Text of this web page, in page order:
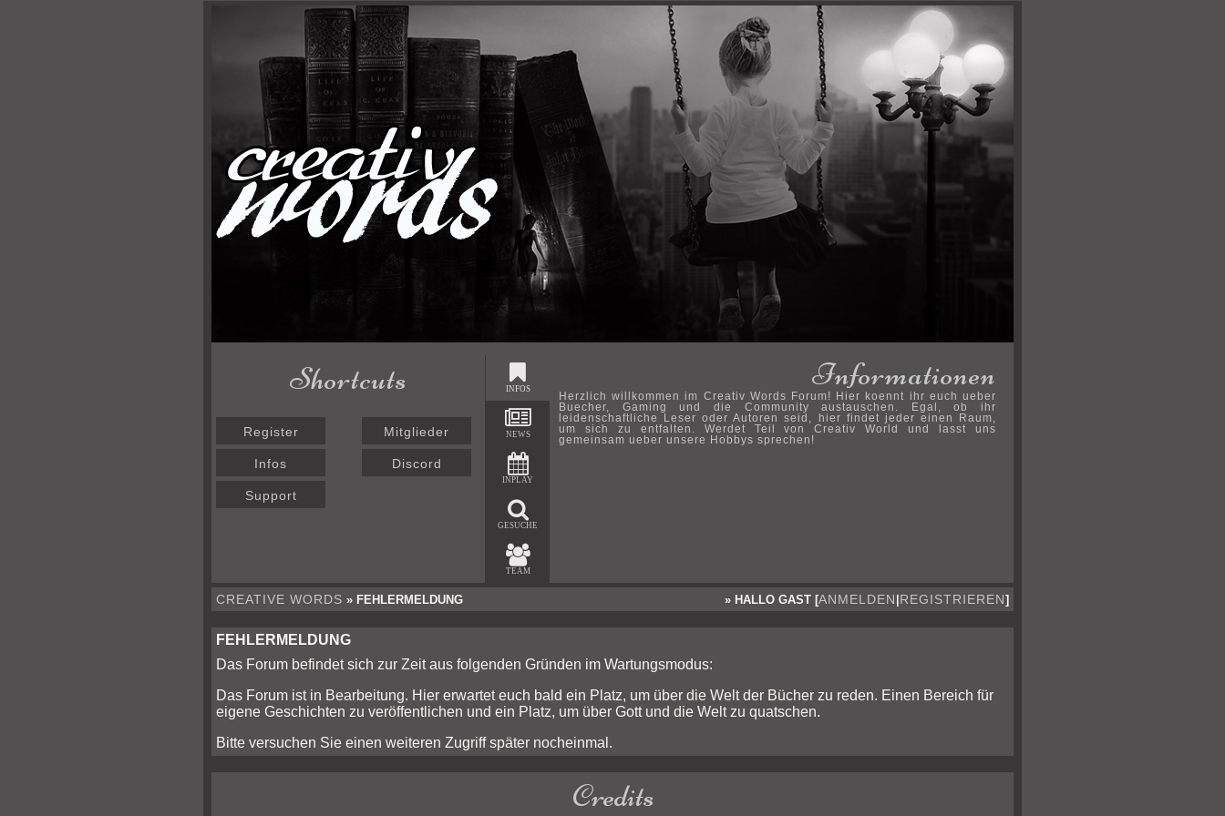
Shortcuts
Register Mitglieder
Infos Discord
Support
INFOS Informationen
Herzlich willkommen im Creativ Words Forum! Hier koennt ihr euch ueber
Buecher, Gaming und die Community austauschen. Egal, ob ihr
leidenschaftliche Leser oder Autoren seid, hier findet jeder einen Raum,
um sich zu entfalten. Werdet Teil von Creativ World und lasst uns
gemeinsam ueber unsere Hobbys sprechen!
NEWS
INPLAY
GESUCHE
TEAM
CREATIVE WORDS » FEHLERMELDUNG » HALLO GAST [ANMELDEN REGISTRIEREN]
FEHLERMELDUNG
Das Forum befindet sich zur Zeit aus folgenden Gründen im Wartungsmodus:
Das Forum ist in Bearbeitung. Hier erwartet euch bald ein Platz, um über die Welt der Bücher zu reden. Einen Bereich für
eigene Geschichten zu veröffentlichen und ein Platz, um über Gott und die Welt zu quatschen.
Bitte versuchen Sie einen weiteren Zugriff später nocheinmal.
Credits